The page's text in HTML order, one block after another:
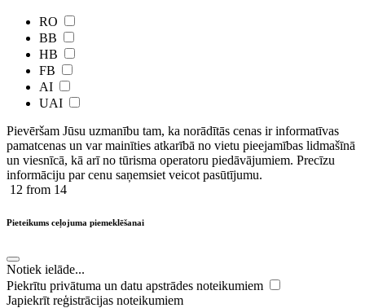
RO
BB
HB
FB
AI
UAI
Pievēršam Jūsu uzmanību tam, ka norādītās cenas ir ​informatīvas ​
pamatcenas un var mainīties atkarībā ​no ​vietu pieejamības lidmašīnā
un viesnīcā, kā arī no tūrisma operatoru piedāvājumiem. Precīzu
informāciju par cenu saņemsiet veicot pasūtījumu.
12 from 14
Pieteikums ceļojuma piemeklēšanai
Notiek ielāde...
Piekrītu privātuma un datu apstrādes noteikumiem
Japiekrīt reģistrācijas noteikumiem